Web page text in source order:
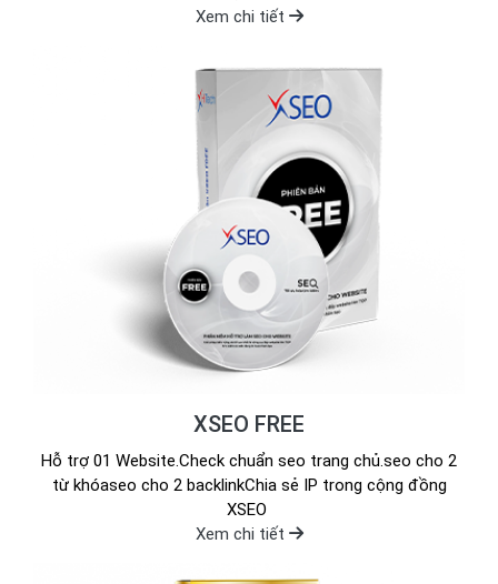
Xem chi tiết
XSEO FREE
Hỗ trợ 01 Website.Check chuẩn seo trang chủ.seo cho 2
từ khóaseo cho 2 backlinkChia sẻ IP trong cộng đồng
XSEO
Xem chi tiết